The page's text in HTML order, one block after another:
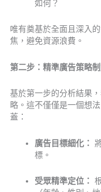
如何？
唯有奠基於全面且深入
焦，避免資源浪費。
第二步：精準廣告策略
基於第一步的分析結果
略。這不僅僅是一個想
蓋：
廣告目標細化：
標。
受眾精準定位：